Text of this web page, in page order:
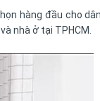
hàng đầu cho
nhà ở tại TPHCM.